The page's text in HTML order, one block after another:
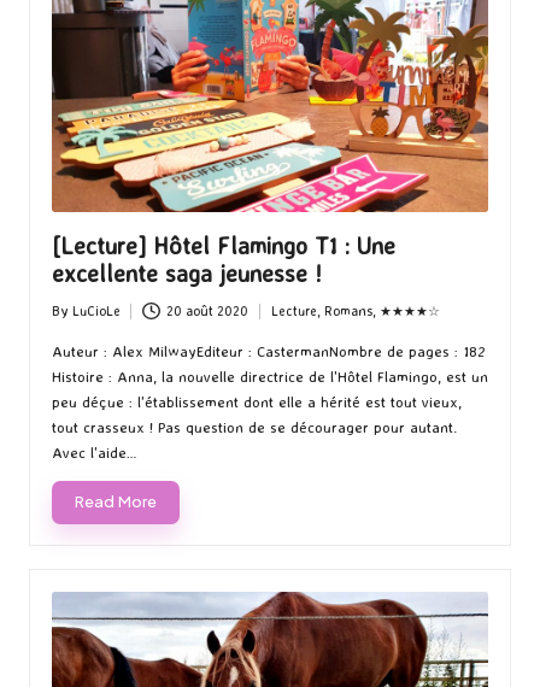
[Lecture] Hôtel Flamingo T1 : Une
excellente saga jeunesse !
Posted
by
By LuCioLe 20 août 2020
in
Lecture, Romans, ★★★★☆
Auteur : Alex MilwayEditeur : CastermanNombre de pages : 182
Histoire : Anna, la nouvelle directrice de l'Hôtel Flamingo, est un
peu déçue : l'établissement dont elle a hérité est tout vieux,
tout crasseux ! Pas question de se décourager pour autant.
Avec l'aide…
Read More